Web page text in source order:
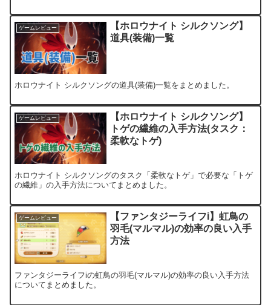
ゲームレビュー
【ホロウナイト シルクソング】
道具(装備)一覧
ホロウナイト シルクソングの道具(装備)一覧をまとめました。
ゲームレビュー
【ホロウナイト シルクソング】
トゲの繊維の入手方法(タスク：
柔軟なトゲ)
ホロウナイト シルクソングのタスク「柔軟なトゲ」で必要な「トゲ
の繊維」の入手方法についてまとめました。
ゲームレビュー
【ファンタジーライフi】虹鳥の
羽毛(マルマル)の効率の良い入手
方法
ファンタジーライフiの虹鳥の羽毛(マルマル)の効率の良い入手方法
についてまとめました。